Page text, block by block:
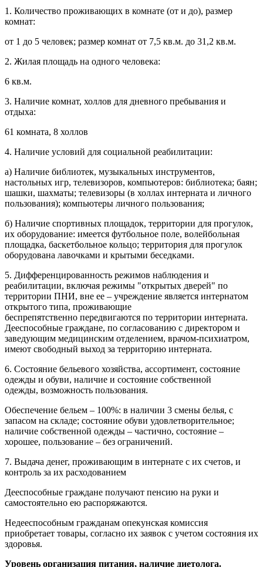
1. Количество проживающих в комнате (от и до), размер
комнат:
от 1 до 5 человек; размер комнат от 7,5 кв.м. до 31,2 кв.м.
2. Жилая площадь на одного человека:
6 кв.м.
3. Наличие комнат, холлов для дневного пребывания и
отдыха:
61 комната, 8 холлов
4. Наличие условий для социальной реабилитации:
а) Наличие библиотек, музыкальных инструментов,
настольных игр, телевизоров, компьютеров: библиотека; баян;
шашки, шахматы; телевизоры (в холлах интерната и личного
пользования); компьютеры личного пользования;
б) Наличие спортивных площадок, территории для прогулок,
их оборудование: имеется футбольное поле, волейбольная
площадка, баскетбольное кольцо; территория для прогулок
оборудована лавочками и крытыми беседками.
5. Дифференцированность режимов наблюдения и
реабилитации, включая режимы "открытых дверей" по
территории ПНИ, вне ее – учреждение является интернатом
открытого типа, проживающие
беспрепятственно передвигаются по территории интерната.
Дееспособные граждане, по согласованию с директором и
заведующим медицинским отделением, врачом-психиатром,
имеют свободный выход за территорию интерната.
6. Состояние бельевого хозяйства, ассортимент, состояние
одежды и обуви, наличие и состояние собственной
одежды, возможность пользования.
Обеспечение бельем – 100%: в наличии 3 смены белья, с
запасом на складе; состояние обуви удовлетворительное;
наличие собственной одежды – частично, состояние –
хорошее, пользование – без ограничений.
7. Выдача денег, проживающим в интернате с их счетов, и
контроль за их расходованием
Дееспособные граждане получают пенсию на руки и
самостоятельно ею распоряжаются.
Недееспособным гражданам опекунская комиссия
приобретает товары, согласно их заявок с учетом состояния их
здоровья.
Уровень организация питания, наличие диетолога.